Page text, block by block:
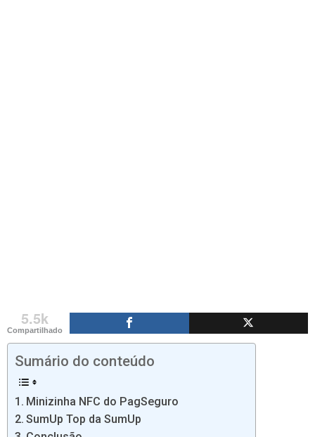
5.5k
Compartilhado
Sumário do conteúdo
Minizinha NFC do PagSeguro
SumUp Top da SumUp